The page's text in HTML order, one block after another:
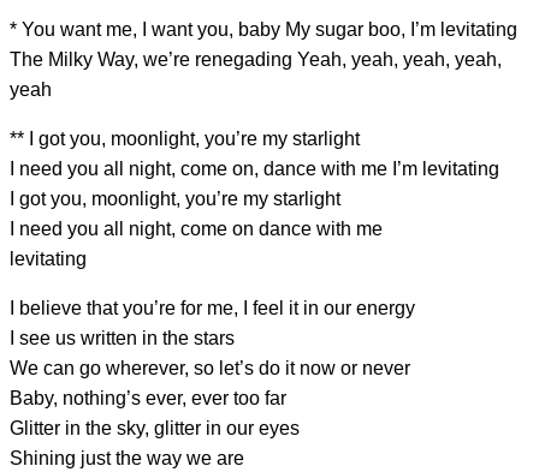
* You want me, I want you, baby My sugar boo, I’m levitating
The Milky Way, we’re renegading Yeah, yeah, yeah, yeah,
yeah
** I gotyou, moonlight, you’re my starlight
I need you all night, come on, dance with me I’m levitating
I gotyou, moonlight, you’re my starlight
I need you all night, come on dance with me
levitating
I believe that you’re for me, I feel it in our energy
see us written in the stars
We can go wherever, so let’s do it now or never
Baby, nothing’s ever, ever too far
Glitter in the sky, glitter in our eyes
Shining just the way we are